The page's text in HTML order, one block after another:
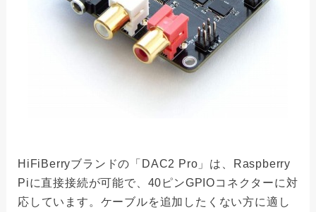
HiFiBerryブランドの「DAC2 Pro」は、Raspberry
Piに直接接続が可能で、40ピンGPIOコネクターに対
応しています。ケーブルを追加したくない方に適し